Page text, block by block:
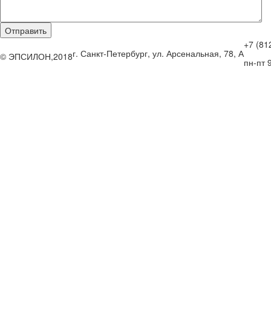
© ЭПСИЛОН,2018г. Санкт-Петербург, ул. Арсенальная, 78, А
+7
пн-пт